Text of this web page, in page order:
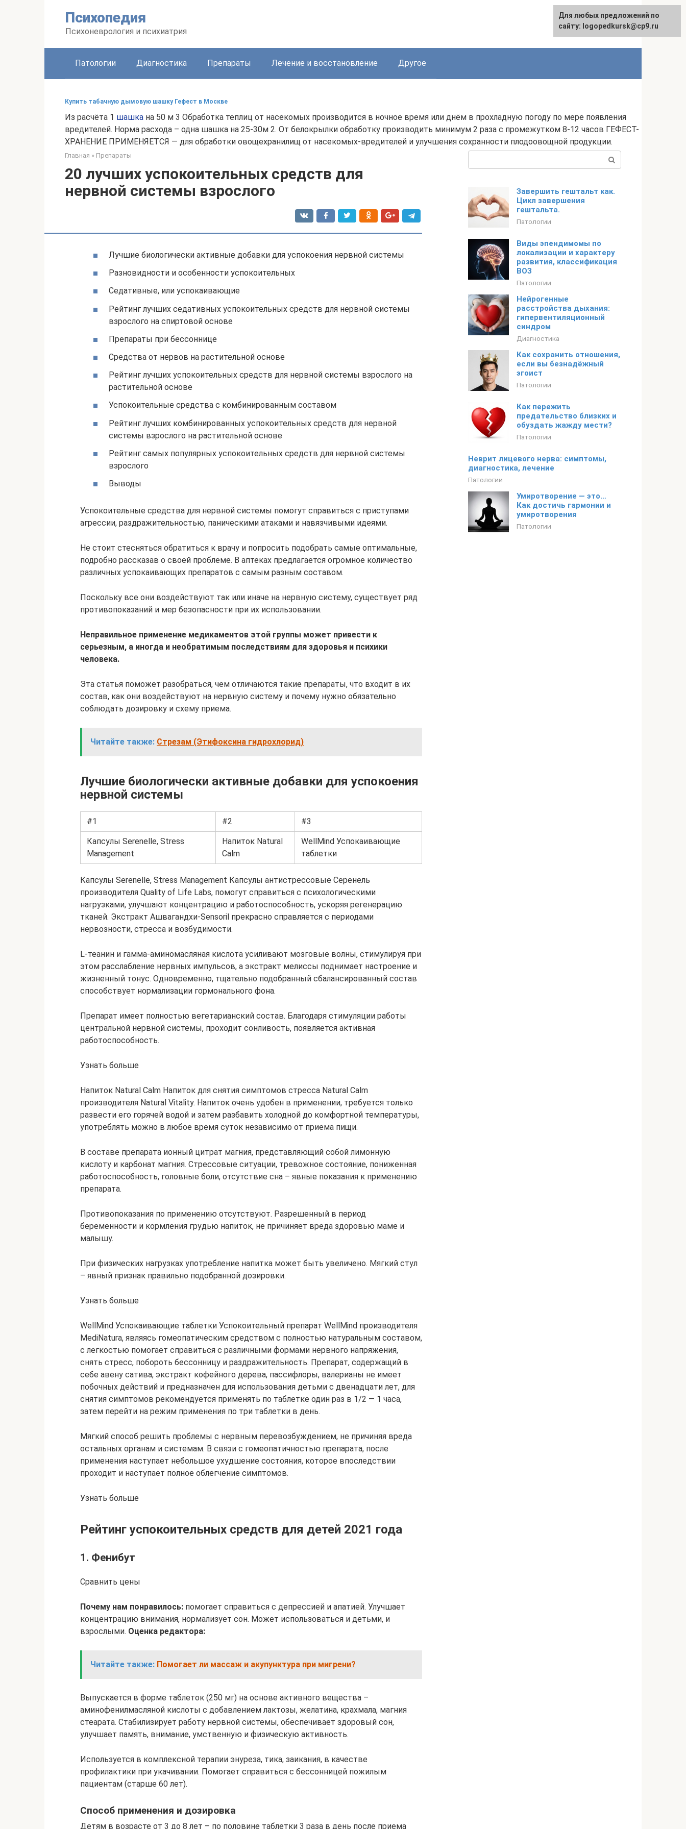
Психопедия
Психоневрология и психиатрия
Патологии Диагностика Препараты Лечение и восстановление Другое
Купить табачную дымовую шашку Гефест в Москве
Из расчёта 1 шашка на 50 м 3 Обработка теплиц от насекомых производится в ночное время или днём в прохладную погоду по мере появления
вредителей. Норма расхода – одна шашка на 25-30м 2. От белокрылки обработку производить минимум 2 раза с промежутком 8-12 часов ГЕФЕСТ-
ХРАНЕНИЕ ПРИМЕНЯЕТСЯ — для обработки овощехранилищ от насекомых-вредителей и улучшения сохранности плодоовощной продукции.
Главная » Препараты
20 лучших успокоительных средств для
нервной системы взрослого
Лучшие биологически активные добавки для успокоения нервной системы
Разновидности и особенности успокоительных
Седативные, или успокаивающие
Рейтинг лучших седативных успокоительных средств для нервной системы
взрослого на спиртовой основе
Препараты при бессоннице
Средства от нервов на растительной основе
Рейтинг лучших успокоительных средств для нервной системы взрослого на
растительной основе
Успокоительные средства с комбинированным составом
Рейтинг лучших комбинированных успокоительных средств для нервной
системы взрослого на растительной основе
Рейтинг самых популярных успокоительных средств для нервной системы
взрослого
Выводы
Успокоительные средства для нервной системы помогут справиться с приступами
агрессии, раздражительностью, паническими атаками и навязчивыми идеями.
Не стоит стесняться обратиться к врачу и попросить подобрать самые оптимальные,
подробно рассказав о своей проблеме. В аптеках предлагается огромное количество
различных успокаивающих препаратов с самым разным составом.
Поскольку все они воздействуют так или иначе на нервную систему, существует ряд
противопоказаний и мер безопасности при их использовании.
Неправильное применение медикаментов этой группы может привести к
серьезным, а иногда и необратимым последствиям для здоровья и психики
человека.
Эта статья поможет разобраться, чем отличаются такие препараты, что входит в их
состав, как они воздействуют на нервную систему и почему нужно обязательно
соблюдать дозировку и схему приема.
Читайте также: Стрезам (Этифоксина гидрохлорид)
Лучшие биологически активные добавки для успокоения
нервной системы
#1 #2 #3
Капсулы Serenelle, Stress
Management
Напиток Natural
Calm
WellMind Успокаивающие
таблетки
Капсулы Serenelle, Stress Management Капсулы антистрессовые Серенель
производителя Quality of Life Labs, помогут справиться с психологическими
нагрузками, улучшают концентрацию и работоспособность, ускоряя регенерацию
тканей. Экстракт Ашвагандхи-Sensoril прекрасно справляется с периодами
нервозности, стресса и возбудимости.
L-теанин и гамма-аминомасляная кислота усиливают мозговые волны, стимулируя при
этом расслабление нервных импульсов, а экстракт мелиссы поднимает настроение и
жизненный тонус. Одновременно, тщательно подобранный сбалансированный состав
способствует нормализации гормонального фона.
Препарат имеет полностью вегетарианский состав. Благодаря стимуляции работы
центральной нервной системы, проходит сонливость, появляется активная
работоспособность.
Узнать больше
Напиток Natural Calm Напиток для снятия симптомов стресса Natural Calm
производителя Natural Vitality. Напиток очень удобен в применении, требуется только
развести его горячей водой и затем разбавить холодной до комфортной температуры,
употреблять можно в любое время суток независимо от приема пищи.
В составе препарата ионный цитрат магния, представляющий собой лимонную
кислоту и карбонат магния. Стрессовые ситуации, тревожное состояние, пониженная
работоспособность, головные боли, отсутствие сна – явные показания к применению
препарата.
Противопоказания по применению отсутствуют. Разрешенный в период
беременности и кормления грудью напиток, не причиняет вреда здоровью маме и
малышу.
При физических нагрузках употребление напитка может быть увеличено. Мягкий стул
– явный признак правильно подобранной дозировки.
Узнать больше
WellMind Успокаивающие таблетки Успокоительный препарат WellMind производителя
MediNatura, являясь гомеопатическим средством с полностью натуральным составом,
с легкостью помогает справиться с различными формами нервного напряжения,
снять стресс, побороть бессонницу и раздражительность. Препарат, содержащий в
себе авену сатива, экстракт кофейного дерева, пассифлоры, валерианы не имеет
побочных действий и предназначен для использования детьми с двенадцати лет, для
снятия симптомов рекомендуется применять по таблетке один раз в 1/2 — 1 часа,
затем перейти на режим применения по три таблетки в день.
Мягкий способ решить проблемы с нервным перевозбуждением, не причиняя вреда
остальных органам и системам. В связи с гомеопатичностью препарата, после
применения наступает небольшое ухудшение состояния, которое впоследствии
проходит и наступает полное облегчение симптомов.
Узнать больше
Рейтинг успокоительных средств для детей 2021 года
1. Фенибут
Сравнить цены
Почему нам понравилось: помогает справиться с депрессией и апатией. Улучшает
концентрацию внимания, нормализует сон. Может использоваться и детьми, и
взрослыми. Оценка редактора:
Читайте также: Помогает ли массаж и акупунктура при мигрени?
Выпускается в форме таблеток (250 мг) на основе активного вещества –
аминофенилмасляной кислоты с добавлением лактозы, желатина, крахмала, магния
стеарата. Стабилизирует работу нервной системы, обеспечивает здоровый сон,
улучшает память, внимание, умственную и физическую активность.
Используется в комплексной терапии энуреза, тика, заикания, в качестве
профилактики при укачивании. Помогает справиться с бессонницей пожилым
пациентам (старше 60 лет).
Способ применения и дозировка
Детям в возрасте от 3 до 8 лет – по половине таблетки 3 раза в день после приема
Завершить гештальт как.
Цикл завершения
гештальта.
Патологии
Виды эпендимомы по
локализации и характеру
развития, классификация
ВОЗ
Патологии
Нейрогенные
расстройства дыхания:
гипервентиляционный
синдром
Диагностика
Как сохранить отношения,
если вы безнадёжный
эгоист
Патологии
Как пережить
предательство близких и
обуздать жажду мести?
Патологии
Неврит лицевого нерва: симптомы,
диагностика, лечение
Патологии
Умиротворение — это…
Как достичь гармонии и
умиротворения
Патологии
Для любых предложений по
сайту: logopedkursk@cp9.ru